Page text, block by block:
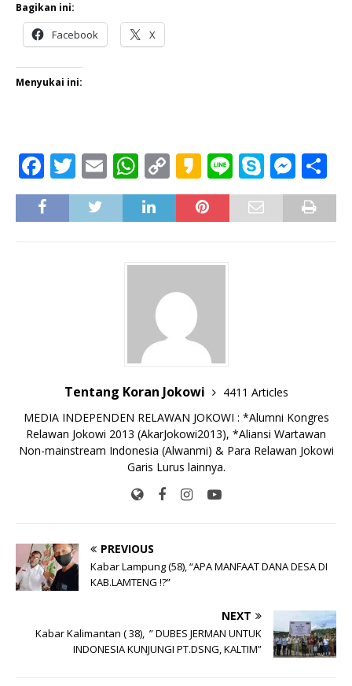
Bagikan ini:
Facebook X
Menyukai ini:
F
a
c
T
w
it
E
m
ai
W
h
at
A
C
o
p
Li
n
K
a
k
o
Li
n
e
S
k
y
M
e
ss
h
ar
Tentang Koran Jokowi
4411 Articles
MEDIA INDEPENDEN RELAWAN JOKOWI : *Alumni Kongres
Relawan Jokowi 2013 (AkarJokowi2013), *Aliansi Wartawan
Non-mainstream Indonesia (Alwanmi) & Para Relawan Jokowi
Garis Lurus lainnya.
PREVIOUS
Kabar Lampung (58), “APA MANFAAT DANA DESA DI
KAB.LAMTENG !?”
NEXT
Kabar Kalimantan ( 38), ” DUBES JERMAN UNTUK
INDONESIA KUNJUNGI PT.DSNG, KALTIM”